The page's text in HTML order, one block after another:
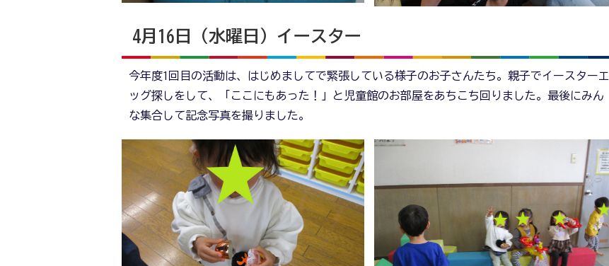
4月16日（水曜日）イースター
今年度1回目の活動は、はじめましてで緊張している様子のお子さんたち。親子でイースターエ
ッグ探しをして、「ここにもあった！」と児童館のお部屋をあちこち回りました。最後にみん
な集合して記念写真を撮りました。